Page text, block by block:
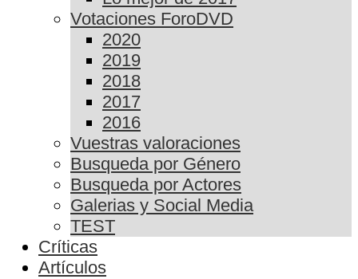
Votaciones ForoDVD
2020
2019
2018
2017
2016
Vuestras valoraciones
Busqueda por Género
Busqueda por Actores
Galerias y Social Media
TEST
Críticas
Artículos